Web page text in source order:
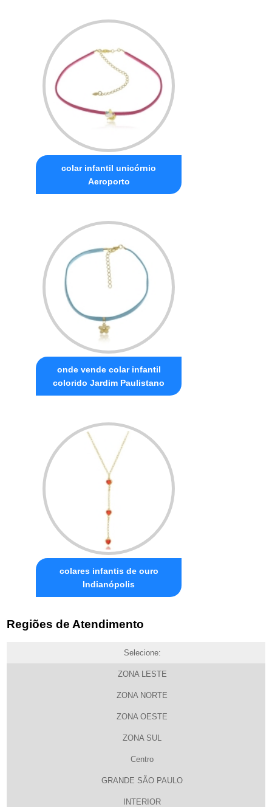
colar infantil unicórnio
Aeroporto
onde vende colar infantil
colorido Jardim Paulistano
colares infantis de ouro
Indianópolis
Regiões de Atendimento
Selecione:
ZONA LESTE
ZONA NORTE
ZONA OESTE
ZONA SUL
Centro
GRANDE SÃO PAULO
INTERIOR